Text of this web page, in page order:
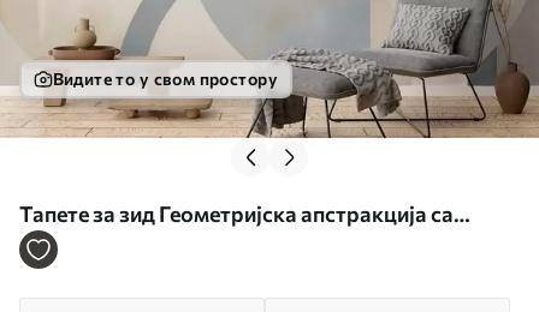
Видите то у свом простору
Тапете за зид Геометријска апстракција са
имитацијом текстуре бр. w05778